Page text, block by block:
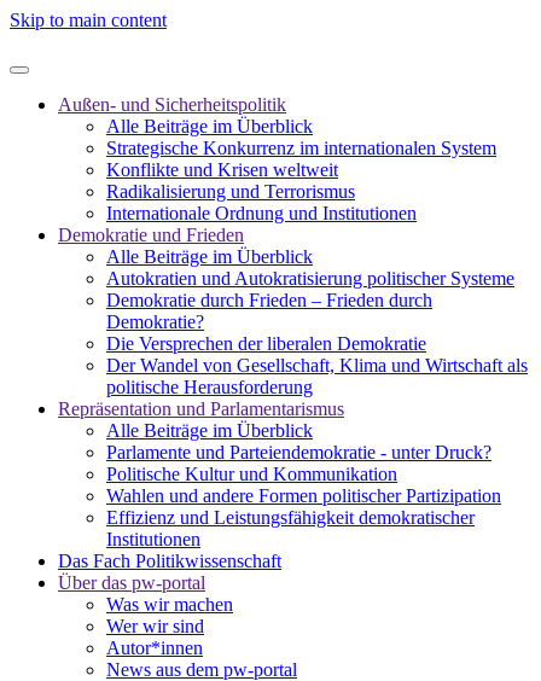
Skip to main content
Außen- und Sicherheitspolitik
Alle Beiträge im Überblick
Strategische Konkurrenz im internationalen System
Konflikte und Krisen weltweit
Radikalisierung und Terrorismus
Internationale Ordnung und Institutionen
Demokratie und Frieden
Alle Beiträge im Überblick
Autokratien und Autokratisierung politischer Systeme
Demokratie durch Frieden – Frieden durch
Demokratie?
Die Versprechen der liberalen Demokratie
Der Wandel von Gesellschaft, Klima und Wirtschaft als
politische Herausforderung
Repräsentation und Parlamentarismus
Alle Beiträge im Überblick
Parlamente und Parteiendemokratie - unter Druck?
Politische Kultur und Kommunikation
Wahlen und andere Formen politischer Partizipation
Effizienz und Leistungsfähigkeit demokratischer
Institutionen
Das Fach Politikwissenschaft
Über das pw-portal
Was wir machen
Wer wir sind
Autor*innen
News aus dem pw-portal